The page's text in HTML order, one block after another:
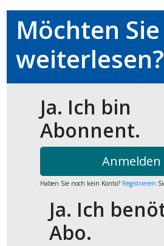
Möchten Sie
weiterlesen?
Ja. Ich bin
Abonnent.
Anmelden
Haben Sie noch kein Konto? Registrieren
Ja. Ich
Abo.